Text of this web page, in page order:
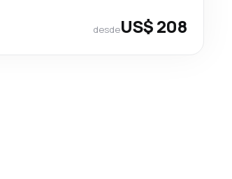
desdeUS$ 208